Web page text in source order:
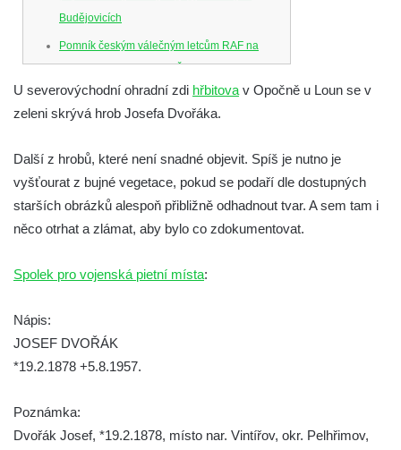
Budějovicích
Pomník českým válečným letcům RAF na
Budějovicích
Pamětní deska Jana Zelenky-Hajského v
Kamenném Újezdu
hřbitově v Kamenném Újezdě
Kenotaf Jana Mojžiše na hřbitově ve
Velešíně
U severovýchodní ohradní zdi hřbitova v Opočně u Loun se v
zeleni skrývá hrob Josefa Dvořáka.
Další z hrobů, které není snadné objevit. Spíš je nutno je
vyšťourat z bujné vegetace, pokud se podaří dle dostupných
starších obrázků alespoň přibližně odhadnout tvar. A sem tam i
něco otrhat a zlámat, aby bylo co zdokumentovat.
Spolek pro vojenská pietní místa:
Nápis:
JOSEF DVOŘÁK
*19.2.1878 +5.8.1957.
Poznámka:
Dvořák Josef, *19.2.1878, místo nar. Vintířov, okr. Pelhřimov,